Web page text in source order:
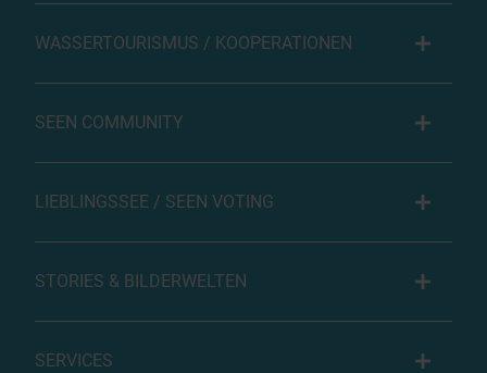
WASSERTOURISMUS / KOOPERATIONEN
SEEN COMMUNITY
LIEBLINGSSEE / SEEN VOTING
STORIES & BILDERWELTEN
SERVICES